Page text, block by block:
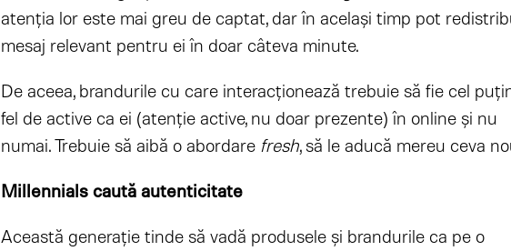
atenţia lor este mai greu de captat, dar în acelaşi timp pot
mesaj relevant pentru ei în doar câteva minute.
De aceea, brandurile cu care interacţionează trebuie să fie cel
fel de active ca ei (atenţie active, nu doar prezente) în online şi nu
numai. Trebuie să aibă o abordare fresh, să le aducă mereu ceva
Millennials caută autenticitate
Această generație tinde să vadă produsele și brandurile ca pe o